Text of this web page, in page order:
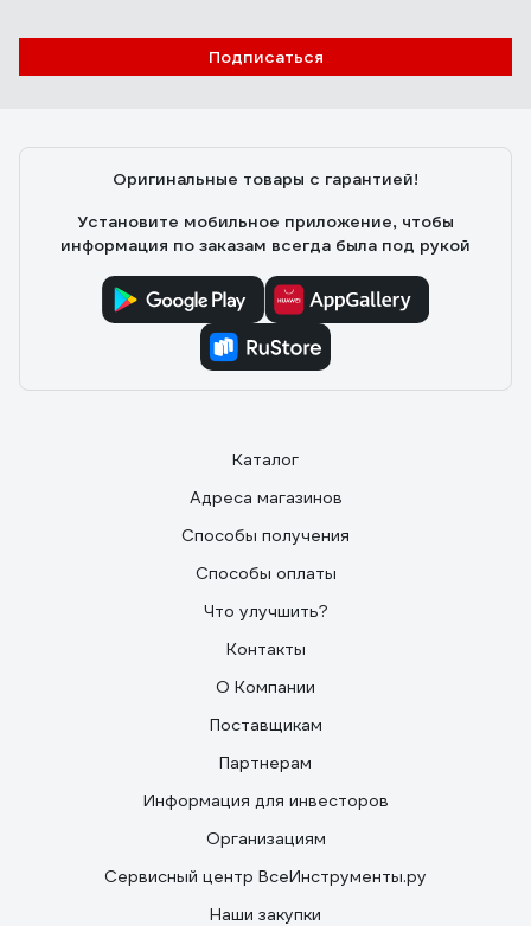
Подписаться
Оригинальные товары с гарантией!
Установите мобильное приложение, чтобы
информация по заказам всегда была под рукой
Каталог
Адреса магазинов
Способы получения
Способы оплаты
Что улучшить?
Контакты
О Компании
Поставщикам
Партнерам
Информация для инвесторов
Организациям
Сервисный центр ВсеИнструменты.ру
Наши закупки